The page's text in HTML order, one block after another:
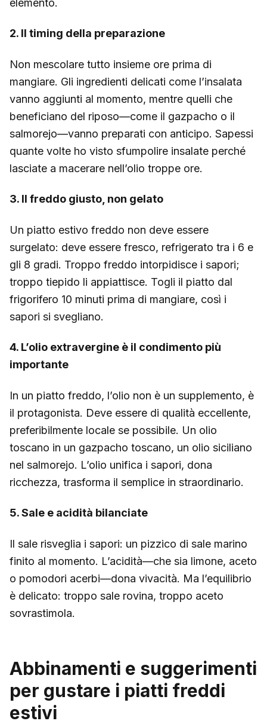
2. Il timing della preparazione
Non mescolare tutto insieme ore prima di
mangiare. Gli ingredienti delicati come l’insalata
vanno aggiunti al momento, mentre quelli che
beneficiano del riposo—come il gazpacho o il
salmorejo—vanno preparati con anticipo. Sapessi
quante volte ho visto sfumpolire insalate perché
lasciate a macerare nell’olio troppe ore.
3. Il freddo giusto, non gelato
Un piatto estivo freddo non deve essere
surgelato: deve essere fresco, refrigerato tra i 6 e
gli 8 gradi. Troppo freddo intorpidisce i sapori;
troppo tiepido li appiattisce. Togli il piatto dal
frigorifero 10 minuti prima di mangiare, così i
sapori si svegliano.
4. L’olio extravergine è il condimento più
importante
In un piatto freddo, l’olio non è un supplemento, è
il protagonista. Deve essere di qualità eccellente,
preferibilmente locale se possibile. Un olio
toscano in un gazpacho toscano, un olio siciliano
nel salmorejo. L’olio unifica i sapori, dona
ricchezza, trasforma il semplice in straordinario.
5. Sale e acidità bilanciate
Il sale risveglia i sapori: un pizzico di sale marino
finito al momento. L’acidità—che sia limone, aceto
o pomodori acerbi—dona vivacità. Ma l’equilibrio
è delicato: troppo sale rovina, troppo aceto
sovrastimola.
Abbinamenti e suggerimenti
per gustare i piatti freddi
estivi